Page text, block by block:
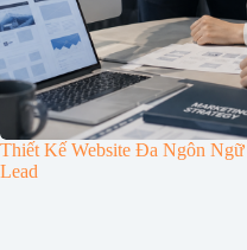
Thiết Kế Website Đa Ngôn
Lead